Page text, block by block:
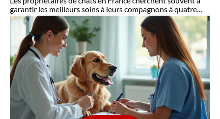
garantir les meilleurs soins à leurs compagnons à quatre…